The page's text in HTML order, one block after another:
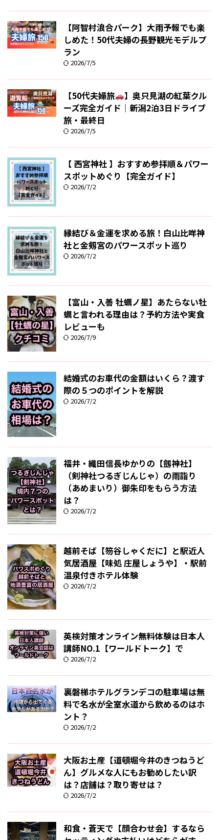
【阿智村浪合パーク】大雨予報でも楽
しめた！50代夫婦の長野観光モデルプ
ラン
2026/7/5
【50代夫婦旅
】奥只見湖の紅葉クル
ーズ完全ガイド｜新潟2泊3日ドライブ
旅・最終日
2026/7/5
【 西宮神社 】おすすめ参拝順＆パワー
スポットめぐり【完全ガイド】
2026/7/2
縁結び＆金運を求める旅！白山比咩神
社と金剱宮のパワースポット巡り
2026/7/2
【富山・入善 牡蠣ノ星】あたらない牡
蠣と言われる理由は？予約方法や実食
レビューも
2026/7/9
結婚式のお車代の金額はいくら？渡す
際の５つのポイントを解説
2026/7/2
福井・織田信長ゆかりの【劔神社】
（剣神社つるぎじんじゃ）の雨詣り
（あめまいり）御朱印をもらう方法
は？
2026/7/2
越前そば【笏谷しゃくだに】と駅近人
気居酒屋【味処 庄屋しょうや】・駅前
温泉付きホテル体験
2026/7/2
英検対策オンライン無料体験は日本人
講師NO.1【ワールドトーク】で
2026/7/2
裏磐梯ホテルグランデコの駐車場は無
料で名水が全室水道から飲めるのはホ
ント？
2026/7/2
大阪お土産【道頓堀今井のきつねうど
ん】グルメな人にもお勧めしたい訳
は？店舗は？取り寄せは？
2026/7/2
和食・蒼天で【顔合わせ会】するなら